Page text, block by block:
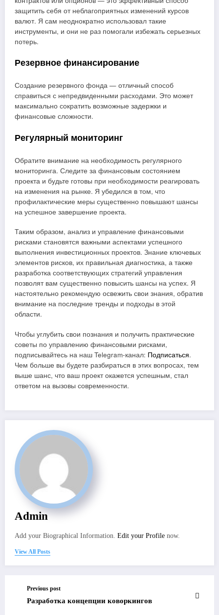
защитить себя от неблагоприятных изменений курсов
валют. Я сам неоднократно использовал такие
инструменты, и они не раз помогали избежать серьезных
потерь.
Резервное финансирование
Создание резервного фонда — отличный способ
справиться с непредвиденными расходами. Это может
максимально сократить возможные задержки и
финансовые сложности.
Регулярный мониторинг
Обратите внимание на необходимость регулярного
мониторинга. Следите за финансовым состоянием
проекта и будьте готовы при необходимости реагировать
на изменения на рынке. Я убедился в том, что
профилактические меры существенно повышают шансы
на успешное завершение проекта.
Таким образом, анализ и управление финансовыми
рисками становятся важными аспектами успешного
выполнения инвестиционных проектов. Знание ключевых
элементов рисков, их правильная диагностика, а также
разработка соответствующих стратегий управления
позволят вам существенно повысить шансы на успех. Я
настоятельно рекомендую освежить свои знания, обратив
внимание на последние тренды и подходы в этой
области.
Чтобы углубить свои познания и получить практические
советы по управлению финансовыми рисками,
подписывайтесь на наш Telegram-канал: Подписаться.
Чем больше вы будете разбираться в этих вопросах, тем
выше шанс, что ваш проект окажется успешным, стал
ответом на вызовы современности.
Admin
Add your Biographical Information. Edit your Profile now.
View All Posts
Previous post
Разработка концепции коворкингов